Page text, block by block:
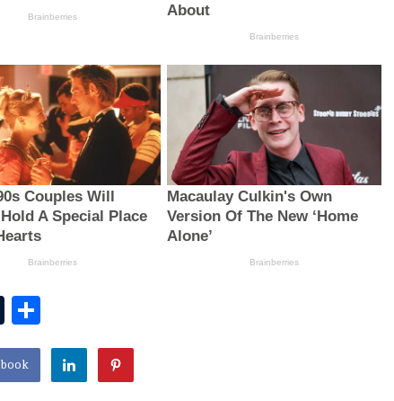
T
u
m
h
ar